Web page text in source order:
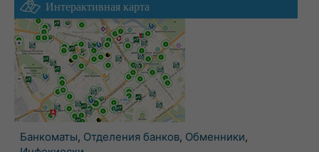
Интерактивная карта
Банкоматы, Отделения банков, Обменники,